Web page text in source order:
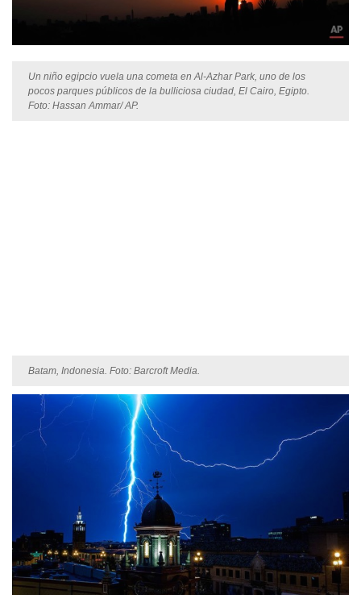
Un niño egipcio vuela una cometa en Al-Azhar Park, uno de los
pocos parques públicos de la bulliciosa ciudad, El Cairo, Egipto.
Foto: Hassan Ammar/ AP.
Batam, Indonesia. Foto: Barcroft Media.